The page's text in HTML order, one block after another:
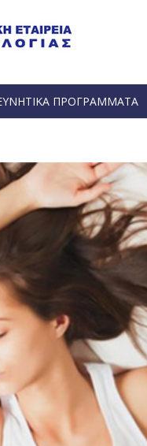
ΠΡΟΓΡΑΜΜΑΤΑ
ΛΑΓΟΦΘΑΛΜΟΣ:
ΑΝΘΡΩΠΟΙ